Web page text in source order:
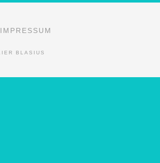
IMPRESSUM
BLASIUS